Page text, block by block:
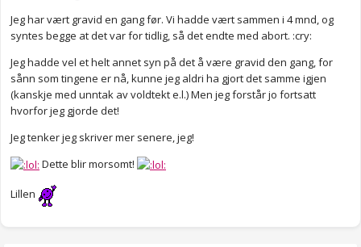
Jeg har vært gravid en gang før. Vi hadde vært sammen i 4 mnd, og
syntes begge at det var for tidlig, så det endte med abort. :cry:
Jeg hadde vel et helt annet syn på det å være gravid den gang, for
sånn som tingene er nå, kunne jeg aldri ha gjort det samme igjen
(kanskje med unntak av voldtekt e.l.) Men jeg forstår jo fortsatt
hvorfor jeg gjorde det!
Jeg tenker jeg skriver mer senere, jeg!
Dette blir morsomt!
Lillen